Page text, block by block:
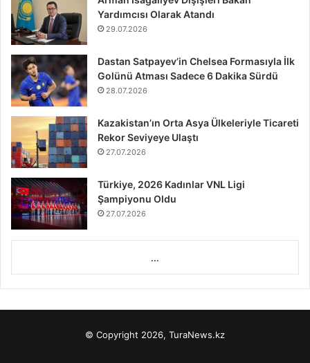
Yardımcısı Olarak Atandı
29.07.2026
Dastan Satpayev’in Chelsea Formasıyla İlk
Golünü Atması Sadece 6 Dakika Sürdü
28.07.2026
Kazakistan’ın Orta Asya Ülkeleriyle Ticareti
Rekor Seviyeye Ulaştı
27.07.2026
Türkiye, 2026 Kadınlar VNL Ligi
Şampiyonu Oldu
27.07.2026
...
© Copyright 2026, TuraNews.kz